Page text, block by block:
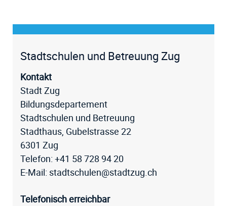
Stadtschulen und Betreuung Zug
Kontakt
Stadt Zug
Bildungsdepartement
Stadtschulen und Betreuung
Stadthaus, Gubelstrasse 22
6301 Zug
Telefon: +41 58 728 94 20
E-Mail: stadtschulen@stadtzug.ch
Telefonisch erreichbar